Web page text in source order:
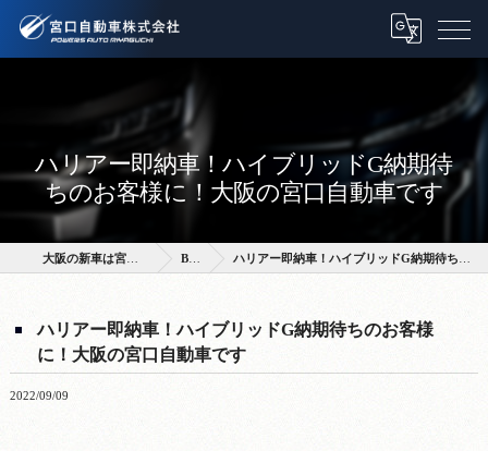
ハリアー即納車！ハイブリッドG納期待
ちのお客様に！大阪の宮口自動車です
大阪の新車は宮口自動車株式会社 BLOG ハリアー即納車！ハイブリッドG納期待ちのお客様に！大阪の宮口自動車です
ハリアー即納車！ハイブリッドG納期待ちのお客様
に！大阪の宮口自動車です
2022/09/09